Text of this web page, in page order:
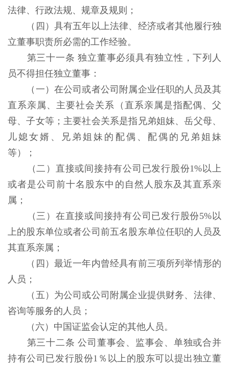
法律、行政法规、规章及规则；
（四）具有五年以上法律、经济或者其他履行独
立董事职责所必需的工作经验。
第三十一条 独立董事必须具有独立性，下列人
员不得担任独立董事：
（一）在公司或者公司附属企业任职的人员及其
直系亲属、主要社会关系（直系亲属是指配偶、父
母、子女等；主要社会关系是指兄弟姐妹、岳父母、
儿媳女婿、兄弟姐妹的配偶、配偶的兄弟姐妹
等）；
（二）直接或间接持有公司已发行股份1%以上
或者是公司前十名股东中的自然人股东及其直系亲
属；
（三）在直接或间接持有公司已发行股份5%以
上的股东单位或者公司前五名股东单位任职的人员及
其直系亲属；
（四）最近一年内曾经具有前三项所列举情形的
人员；
（五）为公司或公司附属企业提供财务、法律、
咨询等服务的人员；
（六）中国证监会认定的其他人员。
第三十二条 公司董事会、监事会、单独或合并
持有公司已发行股份1％以上的股东可以提出独立董